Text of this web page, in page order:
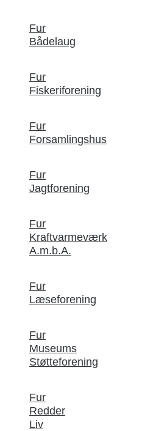
Fur
Bådelaug
Fur
Fiskeriforening
Fur
Forsamlingshus
Fur
Jagtforening
Fur
Kraftvarmeværk
A.m.b.A.
Fur
Læseforening
Fur
Museums
Støtteforening
Fur
Redder
Liv